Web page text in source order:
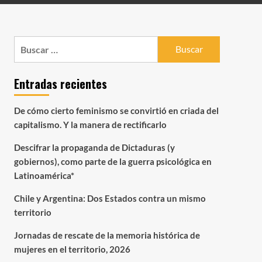
Entradas recientes
De cómo cierto feminismo se convirtió en criada del
capitalismo. Y la manera de rectificarlo
Descifrar la propaganda de Dictaduras (y
gobiernos), como parte de la guerra psicológica en
Latinoamérica*
Chile y Argentina: Dos Estados contra un mismo
territorio
Jornadas de rescate de la memoria histórica de
mujeres en el territorio, 2026